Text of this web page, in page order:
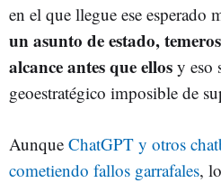
en el que llegue ese esperado
un asunto de estado,
alcance antes que ellos y eso
geoestratégico imposible de
Aunque ChatGPT y otros
cometiendo fallos garrafales,